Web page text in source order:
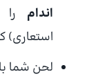
اندام
استعاری)
لحن شما